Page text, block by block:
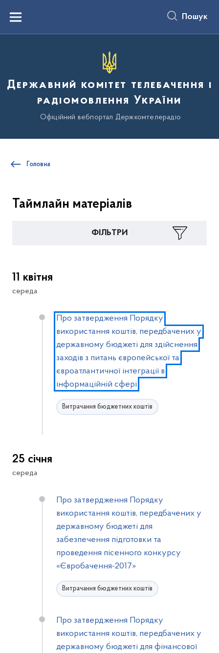
вмістуMenu Пошук
Державний комітет телебачення і
радіомовлення України
Офіційний вебпортал Держкомтелерадіо
Головна
Таймлайн матеріалів
ФІЛЬТРИ
11 квітня
середа
Про затвердження Порядку
використання коштів, передбачених у
державному бюджеті для здійснення
заходів з питань європейської та
євроатлантичної інтеграції в
інформаційній сфері
Витрачання бюджетних коштів
25 січня
середа
Про затвердження Порядку
використання коштів, передбачених у
державному бюджеті для
забезпечення підготовки та
проведення пісенного конкурсу
«Євробачення-2017»
Витрачання бюджетних коштів
Про затвердження Порядку
використання коштів, передбачених у
державному бюджеті для фінансової